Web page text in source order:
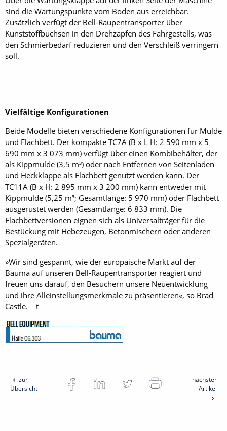
sind die Wartungspunkte vom Boden aus erreichbar.
Zusätzlich verfügt der Bell-Raupentransporter über
Kunststoffbuchsen in den Drehzapfen des Fahrgestells, was
den Schmierbedarf reduzieren und den Verschleiß verringern
soll.
Vielfältige Konfigurationen
Beide Modelle bieten verschiedene Konfigurationen für Mulde
und Flachbett. Der kompakte TC7A (B x L H: 2 590 mm x 5
690 mm x 3 073 mm) verfügt über einen Kombibehälter, der
als Kippmulde (3,5 m³) oder nach Entfernen von Seitenladen
und Heckklappe als Flachbett genutzt werden kann. Der
TC11A (B x H: 2 895 mm x 3 200 mm) kann ent­weder mit
Kippmulde (5,25 m³; Gesamtlänge: 5 970 mm) oder Flachbett
ausgerüstet werden (Gesamtlänge: 6 833 mm). Die
Flachbettversionen eignen sich als Universalträger für die
Bestückung mit Hebezeugen, Betonmischern oder anderen
Spezialgeräten.
»Wir sind gespannt, wie der europäische Markt auf der
Bauma auf unseren Bell-Raupentransporter reagiert und
freuen uns darauf, den Besuchern unsere Neuentwicklung
und ihre Alleinstellungsmerkmale zu präsentieren«, so Brad
Castle. t
zur
Übersicht
nächster
Artikel